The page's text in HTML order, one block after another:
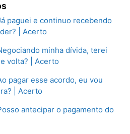
paguei e continuo recebendo
| Acerto
minha dívida, terei
volta? | Acerto
pagar esse acordo, eu vou
| Acerto
antecipar o pagamento do